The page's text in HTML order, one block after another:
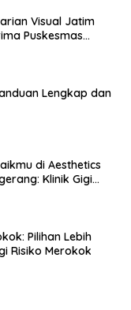
Visual Jatim
Puskesmas
Lengkap dan
di Aesthetics
Klinik Gigi
Pilihan Lebih
Risiko Merokok